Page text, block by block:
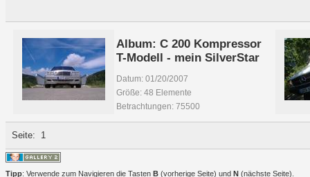
Album: C 200 Kompressor
T-Modell - mein SilverStar
Datum: 01/20/2007
Größe: 48 Elemente
Betrachtungen: 75500
Seite: 1
Tipp: Verwende zum Navigieren die Tasten B (vorherige Seite) und N (nächste Seite).